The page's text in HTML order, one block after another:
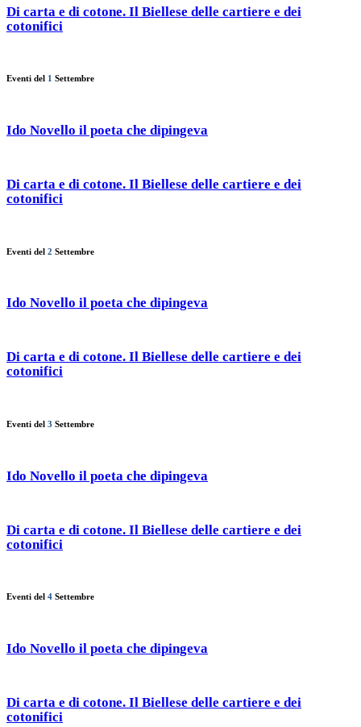
Di carta e di cotone. Il Biellese delle cartiere e dei
cotonifici
Eventi del 1 Settembre
Ido Novello il poeta che dipingeva
Di carta e di cotone. Il Biellese delle cartiere e dei
cotonifici
Eventi del 2 Settembre
Ido Novello il poeta che dipingeva
Di carta e di cotone. Il Biellese delle cartiere e dei
cotonifici
Eventi del 3 Settembre
Ido Novello il poeta che dipingeva
Di carta e di cotone. Il Biellese delle cartiere e dei
cotonifici
Eventi del 4 Settembre
Ido Novello il poeta che dipingeva
Di carta e di cotone. Il Biellese delle cartiere e dei
cotonifici